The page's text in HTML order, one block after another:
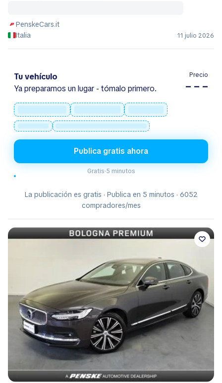
PenskeCars.it
Italia
11 julio 2026
Tu vehículo
Ya preparamos un lugar - tómalo primero.
Precio
– – –
Publica gratis ahora
Gratis·5 minutos
La publicación es gratis · Publica en 5 minutos · 6052
compradores/mes